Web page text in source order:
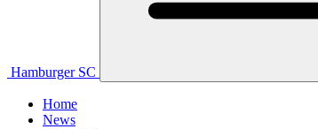
Hamburger SC
Home
News